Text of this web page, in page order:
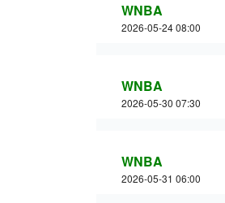
WNBA
2026-05-24 08:00
WNBA
2026-05-30 07:30
WNBA
2026-05-31 06:00